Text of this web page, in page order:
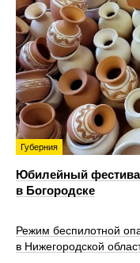
Губерния
Юбилейный
в Богородске
Режим беспилотной
в Нижегородской